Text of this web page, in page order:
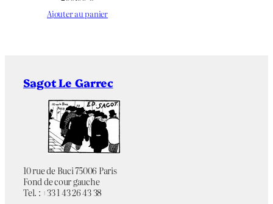
Ajouter au panier
Sagot Le Garrec
10 rue de Buci 75006 Paris
Fond de cour gauche
Tel. : +33 1 43 26 43 38